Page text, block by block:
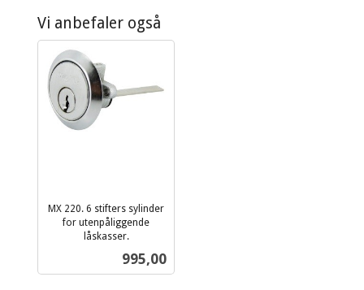
Vi anbefaler også
MX 220. 6 stifters sylinder
for utenpåliggende
låskasser.
Pris
995,00